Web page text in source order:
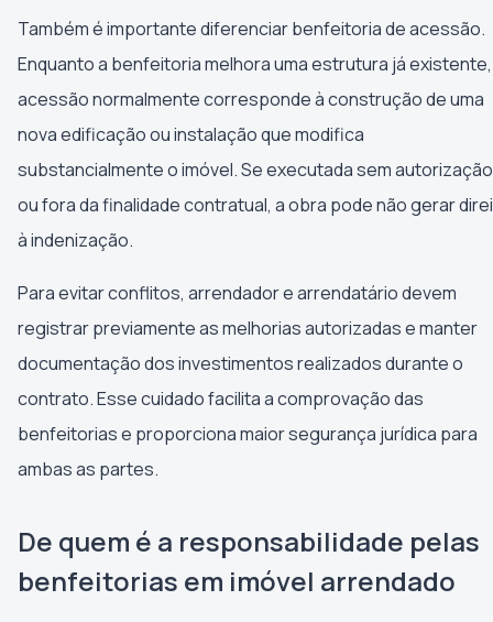
Também é importante diferenciar benfeitoria de acessão.
Enquanto a benfeitoria melhora uma estrutura já
acessão normalmente corresponde à construção de uma
nova edificação ou instalação que modifica
substancialmente o imóvel. Se executada sem autorização
ou fora da finalidade contratual, a obra pode não gerar
à indenização.
Para evitar conflitos, arrendador e arrendatário devem
registrar previamente as melhorias autorizadas e manter
documentação dos investimentos realizados durante o
contrato. Esse cuidado facilita a comprovação das
benfeitorias e proporciona maior segurança jurídica para
ambas as partes.
De quem é a responsabilidade pelas
benfeitorias em imóvel arrendado